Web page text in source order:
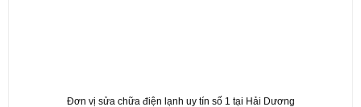
Đơn vị sửa chữa điện lạnh uy tín số 1 tại Hải Dương